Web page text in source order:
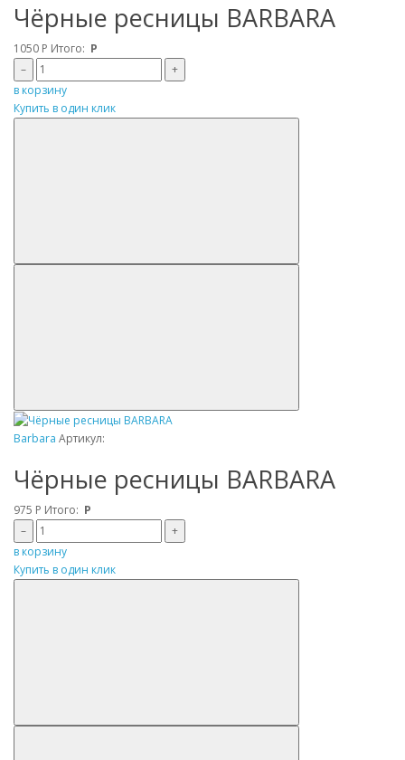
Чёрные ресницы BARBARA
1050 Р Итого: Р
–
+
в корзину
Купить в один клик
Barbara Артикул:
Чёрные ресницы BARBARA
975 Р Итого: Р
–
+
в корзину
Купить в один клик